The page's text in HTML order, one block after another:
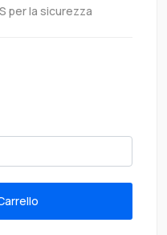
per la sicurezza
Al Carrello